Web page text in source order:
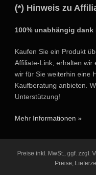
(*) Hinweis zu
100% unabhängig dank
Kaufen Sie ein Produkt
Affiliate-Link, erhalten wir
wir für Sie weiterhin eine
Kaufberatung anbieten.
Unterstützung!
Mehr Informationen »
Preise inkl. MwSt., ggf. zzgl.
Preise,